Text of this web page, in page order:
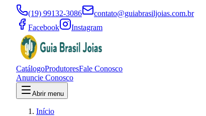
(19) 99132-3086
contato@guiabrasiljoias.com.br
Facebook
Instagram
CatálogoProdutoresFale Conosco
Anuncie Conosco
Abrir menu
Início